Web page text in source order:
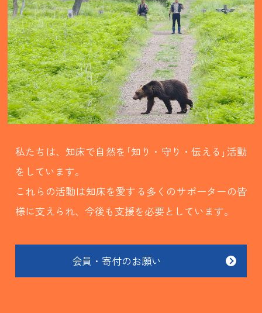
私たちは、知床で自然を｢知り・守り・伝える｣活動
をしています。
これらの活動は知床を愛する多くのサポーターの皆
様に支えられ、今後も支援を必要としています。
会員・寄付のお願い